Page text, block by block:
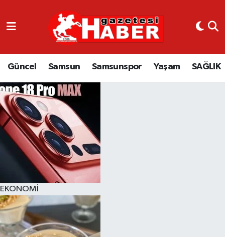
Güncel Samsun Samsunspor Yaşam SAĞLIK
EKONOMİ
GÜNCEL
SAMSUN
SAMSUNSPOR
EKONOMİ
YAŞAM